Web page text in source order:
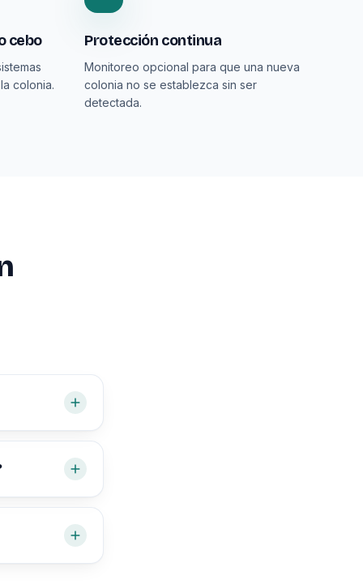
cebo
colonia.
Protección continua
Monitoreo opcional para que una nueva
colonia no se establezca sin ser
detectada.